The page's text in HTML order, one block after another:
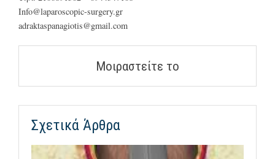
Info@laparoscopic-surgery.gr
adraktaspanagiotis@gmail.com
Μοιραστείτε το
Σχετικά Άρθρα